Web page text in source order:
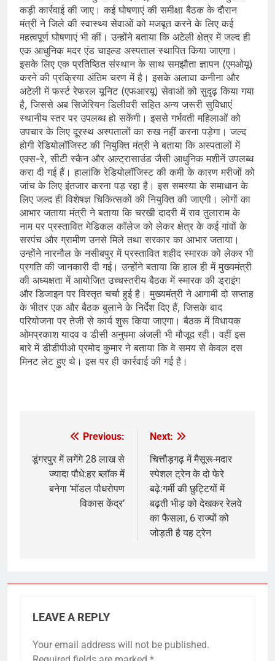
कड़ी कार्रवाई की जाए। कई घोषणाएं की समीक्षा बैठक के दौरान
मंत्री ने जिले की स्वास्थ्य सेवाओं को मजबूत करने के लिए कई
महत्वपूर्ण घोषणाएं भी कीं। उन्होंने बताया कि अटेली क्षेत्र में जल्द ही
एक आधुनिक मदर एंड चाइल्ड अस्पताल स्थापित किया जाएगा।
इसके लिए एक प्रतिष्ठित संस्थान के साथ समझौता ज्ञापन (एमओयू)
करने की प्रक्रिया अंतिम चरण में है। इसके अलावा कनीना और
अटेली में फर्स्ट रेफरल यूनिट (एफआरयू) सेवाओं को सुदृढ़ किया गया
है, जिससे अब सिजेरियन डिलीवरी सहित अन्य जरूरी सुविधाएं
स्थानीय स्तर पर उपलब्ध हो सकेंगी। इससे गर्भवती महिलाओं को
उपचार के लिए दूरस्थ अस्पतालों का रुख नहीं करना पड़ेगा। जल्द
होगी रेडियोलॉजिस्ट की नियुक्ति मंत्री ने बताया कि अस्पतालों में
एक्स-रे, सीटी स्कैन और अल्ट्रासाउंड जैसी आधुनिक मशीनें उपलब्ध
करा दी गई हैं। हालांकि रेडियोलॉजिस्ट की कमी के कारण मरीजों को
जांच के लिए इंतजार करना पड़ रहा है। इस समस्या के समाधान के
लिए जल्द ही विशेषज्ञ चिकित्सकों की नियुक्ति की जाएगी। लोगों का
आभार जताया मंत्री ने बताया कि चरखी दादरी में राव तुलाराम के
नाम पर प्रस्तावित मेडिकल कॉलेज को लेकर क्षेत्र के कई गांवों के
सरपंच और ग्रामीण उनसे मिले तथा सरकार का आभार जताया।
उन्होंने नारनौल के नसीबपुर में प्रस्तावित शहीद स्मारक को लेकर भी
प्रगति की जानकारी दी गई। उन्होंने बताया कि हाल ही में मुख्यमंत्री
की अध्यक्षता में आयोजित उच्चस्तरीय बैठक में स्मारक की ड्राइंग
और डिजाइन पर विस्तृत चर्चा हुई है। मुख्यमंत्री ने आगामी दो सप्ताह
के भीतर एक और बैठक बुलाने के निर्देश दिए हैं, जिसके बाद
परियोजना पर तेजी से कार्य शुरू किया जाएगा। बैठक में विधायक
ओमप्रकाश यादव व डीसी अनुपमा अंजली भी मौजूद रही। वहीं इस
बारे में डीडीपीओ प्रमोद कुमार ने बताया कि वे समय से केवल दस
मिनट लेट हुए थे। इस पर ही कार्रवाई की गई है।
navigation
Previous:
डूंगरपुर में लगेंगे 28 लाख से
ज्यादा पौधे:हर ब्लॉक में
बनेगा ‘मॉडल पौधरोपण
विकास केंद्र’
Next:
चित्तौड़गढ़ में मैसूरू-मदार
स्पेशल ट्रेन के दो फेरे
बढ़े:गर्मी की छुट्टियों में
बढ़ती भीड़ को देखकर रेलवे
का फैसला, 6 राज्यों को
जोड़ती है यह ट्रेन
LEAVE A REPLY
Your email address will not be published.